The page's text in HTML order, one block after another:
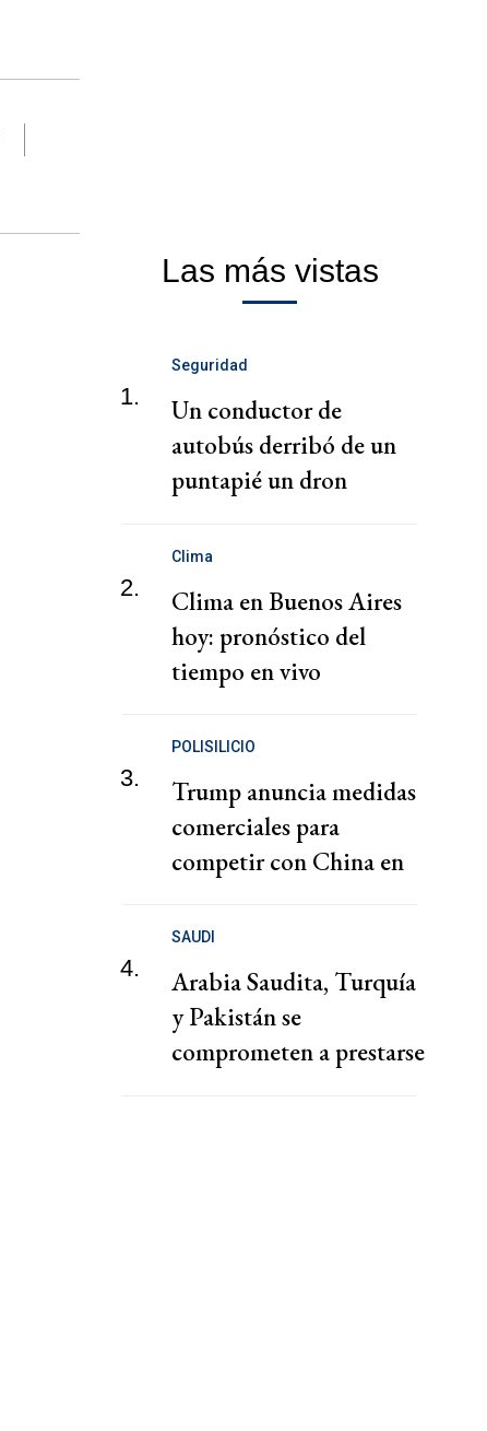
Las más vistas
1.
Seguridad
Un conductor de
autobús derribó de un
puntapié un dron
aeropuerto alemán
2.
Clima
Clima en Buenos Aires
hoy: pronóstico del
tiempo en vivo
3.
POLISILICIO
Trump anuncia medidas
comerciales para
competir con China en
chips
4.
SAUDI
Arabia Saudita, Turquía
y Pakistán se
comprometen a prestarse